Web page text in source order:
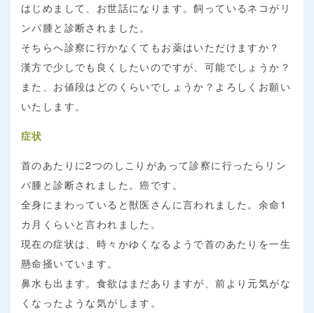
はじめまして、お世話になります。飼っているネコがリ
ンパ腫と診断されました。
そちらへ診察に行かなくてもお薬はいただけますか？
漢方で少しでも良くしたいのですが、可能でしょうか？
また、お値段はどのくらいでしょうか？よろしくお願い
いたします。
症状
首のあたりに2つのしこりがあって診察に行ったらリン
パ腫と診断されました。癌です。
全身にまわっていると獣医さんに言われました。余命1
カ月くらいと言われました。
現在の症状は、時々かゆくなるようで首のあたりを一生
懸命掻いています。
鼻水も出ます。食欲はまだありますが、前より元気がな
くなったような気がします。